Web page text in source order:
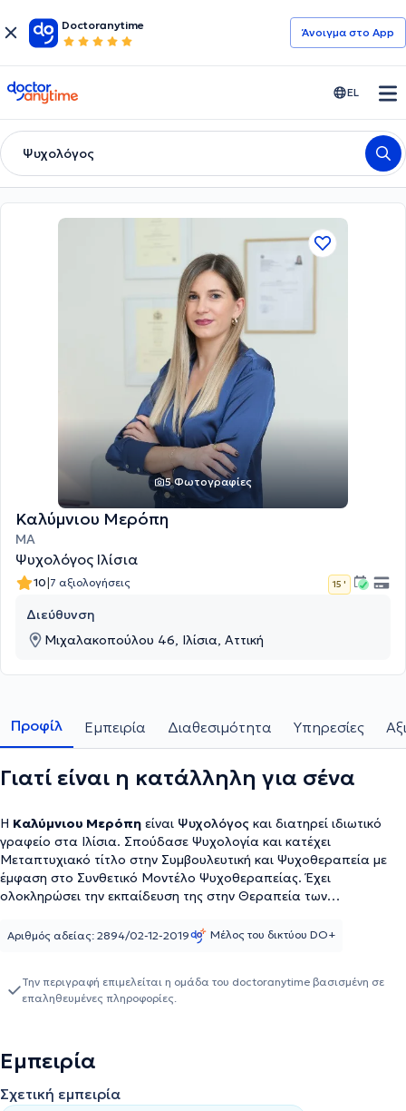
Doctoranytime
Άνοιγμα στο App
doctoranytime EL
Ψυχολόγος
5 Φωτογραφίες
Καλύμνιου Μερόπη
MA
Ψυχολόγος Ιλίσια
10|7 αξιολογήσεις 15 '
Διεύθυνση
Μιχαλακοπούλου 46, Ιλίσια, Αττική
Προφίλ Εμπειρία Διαθεσιμότητα Υπηρεσίες
Γιατί είναι η κατάλληλη για σένα
Η Καλύμνιου Μερόπη είναι Ψυχολόγος και διατηρεί ιδιωτικό
γραφείο στα Ιλίσια. Σπούδασε Ψυχολογία και κατέχει
Μεταπτυχιακό τίτλο στην Συμβουλευτική και Ψυχοθεραπεία με
έμφαση στο Συνθετικό Μοντέλο Ψυχοθεραπείας. Έχει
ολοκληρώσει την εκπαίδευση της στην Θεραπεία των
την Ά΄ Ψυχιατρική Κλινική του Εθνικού και Καποδιστριακού
- διαχείριση φοβιών, ψυχοσωματικών συμπτωμάτων, κατάθλιψης
και άλλων διαταραχών άγχους και διάθεσης.
Αριθμός αδείας: 2894/02-12-2019 Μέλος του δικτύου DO+
Την περιγραφή επιμελείται η ομάδα του doctoranytime βασισμένη σε
επαληθευμένες πληροφορίες.
Εμπειρία
Σχετική εμπειρία